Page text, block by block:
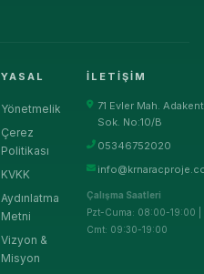
YASAL
Yönetmelik
Çerez
Politikası
KVKK
Aydınlatma
Metni
Vizyon &
Misyon
İLETIŞIM
71 Evler Mah. Adakent
Sok. No:10/B
05346752020
Çalışma Saatleri
Pzt-Cuma: 08:00-19:00 |
Cmt: 09:30-19:00